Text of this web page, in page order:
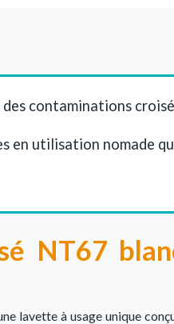
contaminations
utilisation nomade
NT67
lavette à usage unique